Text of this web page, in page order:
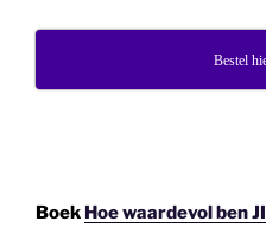
Bestel
Boek Hoe waardevol ben